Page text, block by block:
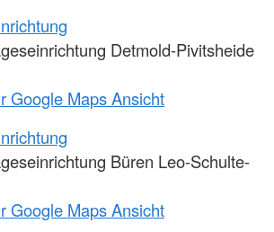
Detmold-Pivitsheide
Google Maps Ansicht
Büren Leo-Schulte-
Google Maps Ansicht